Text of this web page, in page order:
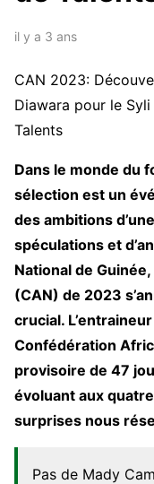
il y a 3 ans
CAN 2023:
Diawara pour le
Talents
Dans le monde du
sélection est un
des ambitions
spéculations et
National de
(CAN) de 2023
crucial.
Confédération
provisoire de 47
évoluant aux
surprises nous
Pas de Mady